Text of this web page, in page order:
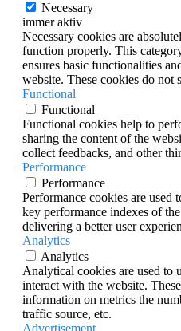
Necessary
immer aktiv
Necessary cookies are
function properly. This
ensures basic functionalities
website. These cookies do not
Functional
Functional
Functional cookies help to
sharing the content of the
collect feedbacks, and other
Performance
Performance
Performance cookies are used
key performance indexes of
delivering a better user
Analytics
Analytics
Analytical cookies are used to
interact with the website.
information on metrics the
traffic source, etc.